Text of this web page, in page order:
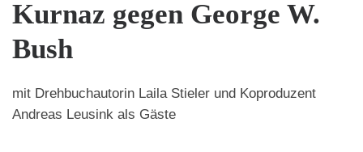
Kurnaz gegen George W.
Bush
mit Drehbuchautorin Laila Stieler und Koproduzent
Andreas Leusink als Gäste